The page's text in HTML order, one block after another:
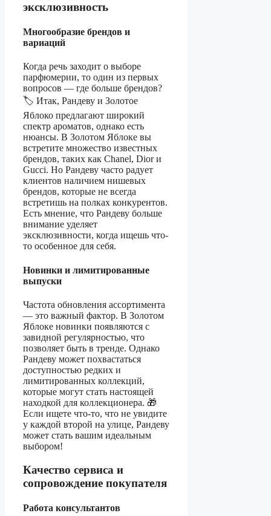
эксклюзивность
Многообразие брендов и
вариаций
Когда речь заходит о выборе
парфюмерии, то один из первых
вопросов — где больше брендов?
🏷️ Итак, Рандеву и Золотое
Яблоко предлагают широкий
спектр ароматов, однако есть
нюансы. В Золотом Яблоке вы
встретите множество известных
брендов, таких как Chanel, Dior и
Gucci. Но Рандеву часто радует
клиентов наличием нишевых
брендов, которые не всегда
встретишь на полках конкурентов.
Есть мнение, что Рандеву больше
внимание уделяет
эксклюзивности, когда ищешь что-
то особенное для себя.
Новинки и лимитированные
выпуски
Частота обновления ассортимента
— это важный фактор. В Золотом
Яблоке новинки появляются с
завидной регулярностью, что
позволяет быть в тренде. Однако
Рандеву может похвастаться
доступностью редких и
лимитированных коллекций,
которые могут стать настоящей
находкой для коллекционера. 🎁
Если ищете что-то, что не увидите
у каждой второй на улице, Рандеву
может стать вашим идеальным
выбором!
Качество сервиса и
сопровождение покупателя
Работа консультантов